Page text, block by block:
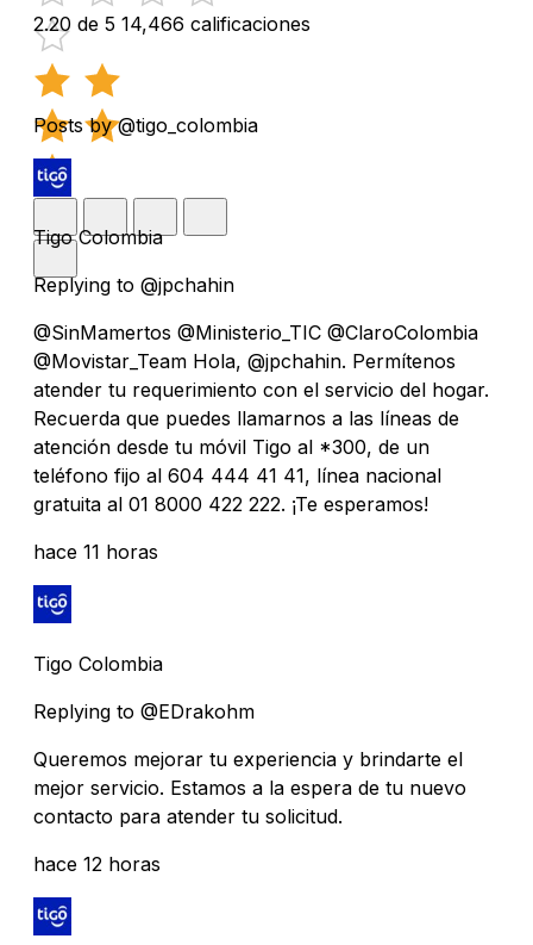
2.20 de 5 14,466 calificaciones
Posts by @tigo_colombia
Tigo Colombia
Replying to @jpchahin
@SinMamertos @Ministerio_TIC @ClaroColombia
@Movistar_Team Hola, @jpchahin. Permítenos
atender tu requerimiento con el servicio del hogar.
Recuerda que puedes llamarnos a las líneas de
atención desde tu móvil Tigo al *300, de un
teléfono fijo al 604 444 41 41, línea nacional
gratuita al 01 8000 422 222. ¡Te esperamos!
hace 11 horas
Tigo Colombia
Replying to @EDrakohm
Queremos mejorar tu experiencia y brindarte el
mejor servicio. Estamos a la espera de tu nuevo
contacto para atender tu solicitud.
hace 12 horas